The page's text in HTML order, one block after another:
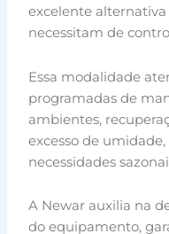
excelente
necessitam de
Essa modalidade
programadas de
ambientes,
excesso de
necessidades
A Newar auxilia na
do equipamento,